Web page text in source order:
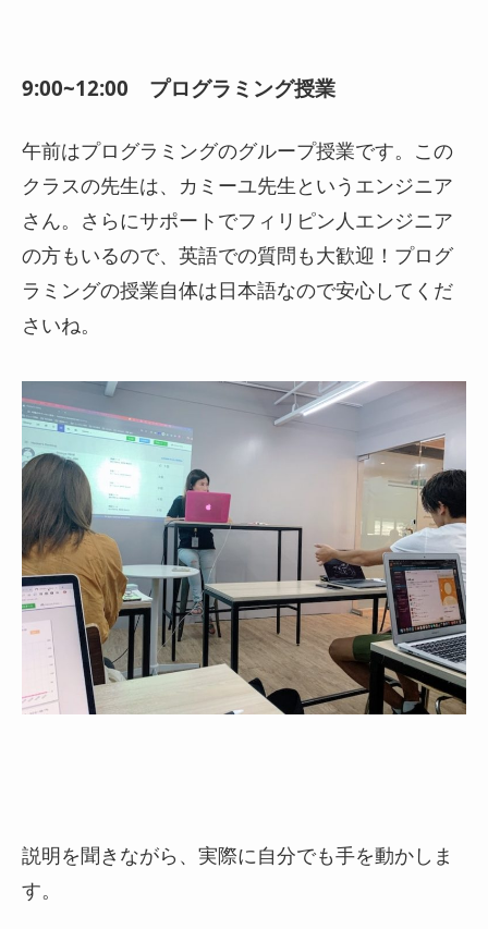
9:00~12:00 プログラミング授業
午前はプログラミングのグループ授業です。この
クラスの先生は、カミーユ先生というエンジニア
さん。さらにサポートでフィリピン人エンジニア
の方もいるので、英語での質問も大歓迎！プログ
ラミングの授業自体は日本語なので安心してくだ
さいね。
説明を聞きながら、実際に自分でも手を動かしま
す。